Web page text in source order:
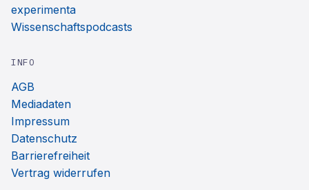
experimenta
Wissenschaftspodcasts
INFO
AGB
Mediadaten
Impressum
Datenschutz
Barrierefreiheit
Vertrag widerrufen